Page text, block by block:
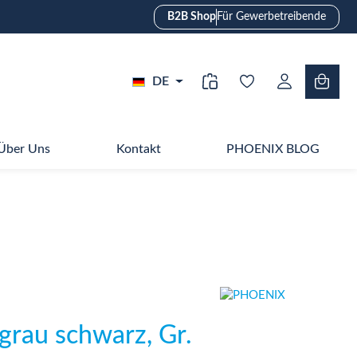
B2B Shop Für Gewerbetreibende
DE
Uns Kontakt PHOENIX BLOG
schwarz, Gr.